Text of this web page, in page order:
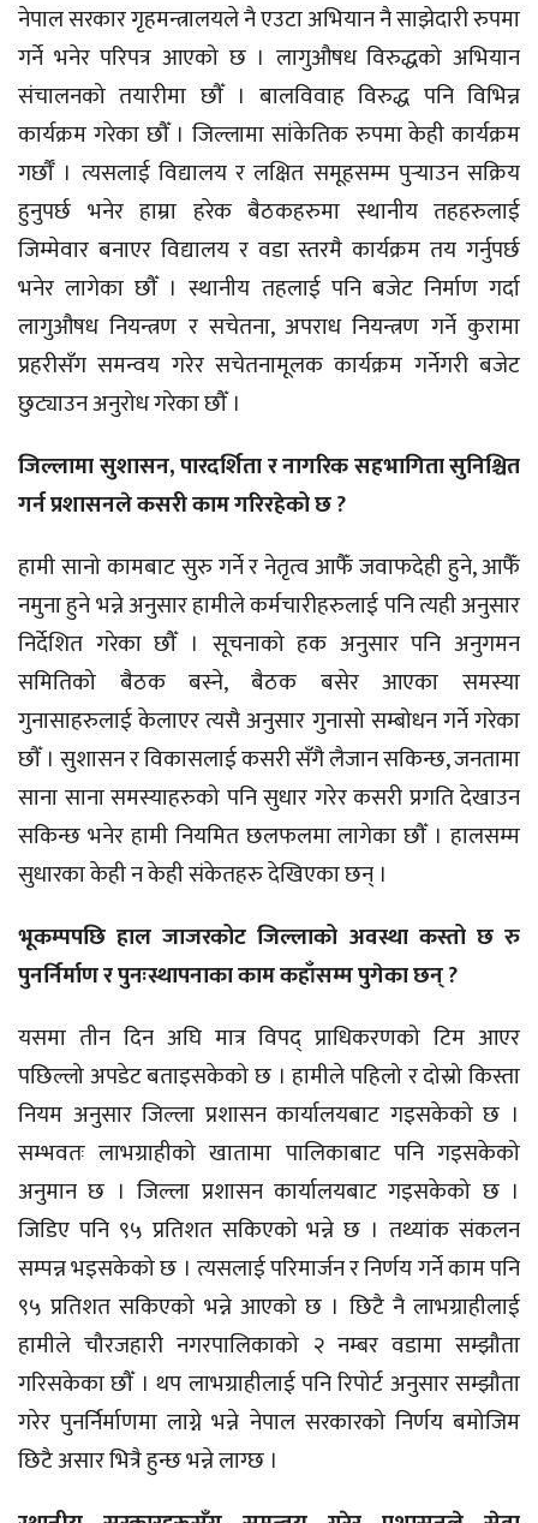
नेपाल सरकार गृहमन्त्रालयले नै एउटा अभियान नै साझेदारी रुपमा
गर्ने भनेर परिपत्र आएको छ । लागुऔषध विरुद्धको अभियान
संचालनको तयारीमा छौँ । बालविवाह विरुद्ध पनि विभिन्न
कार्यक्रम गरेका छौँ । जिल्लामा सांकेतिक रुपमा केही कार्यक्रम
गर्छौँ । त्यसलाई विद्यालय र लक्षित समूहसम्म पुर्‍याउन सक्रिय
हुनुपर्छ भनेर हाम्रा हरेक बैठकहरुमा स्थानीय तहहरुलाई
जिम्मेवार बनाएर विद्यालय र वडा स्तरमै कार्यक्रम तय गर्नुपर्छ
भनेर लागेका छौँ । स्थानीय तहलाई पनि बजेट निर्माण गर्दा
लागुऔषध नियन्त्रण र सचेतना, अपराध नियन्त्रण गर्ने कुरामा
प्रहरीसँग समन्वय गरेर सचेतनामूलक कार्यक्रम गर्नेगरी बजेट
छुट्याउन अनुरोध गरेका छौँ ।
जिल्लामा सुशासन, पारदर्शिता र नागरिक सहभागिता सुनिश्चित
गर्न प्रशासनले कसरी काम गरिरहेको छ ?
हामी सानो कामबाट सुरु गर्ने र नेतृत्व आफैँ जवाफदेही हुने, आफैँ
नमुना हुने भन्ने अनुसार हामीले कर्मचारीहरुलाई पनि त्यही अनुसार
निर्देशित गरेका छौँ । सूचनाको हक अनुसार पनि अनुगमन
समितिको बैठक बस्ने, बैठक बसेर आएका समस्या
गुनासाहरुलाई केलाएर त्यसै अनुसार गुनासो सम्बोधन गर्ने गरेका
छौँ । सुशासन र विकासलाई कसरी सँगै लैजान सकिन्छ, जनतामा
साना साना समस्याहरुको पनि सुधार गरेर कसरी प्रगति देखाउन
सकिन्छ भनेर हामी नियमित छलफलमा लागेका छौँ । हालसम्म
सुधारका केही न केही संकेतहरु देखिएका छन् ।
भूकम्पपछि हाल जाजरकोट जिल्लाको अवस्था कस्तो छ रु
पुनर्निर्माण र पुनःस्थापनाका काम कहाँसम्म पुगेका छन् ?
यसमा तीन दिन अघि मात्र विपद् प्राधिकरणको टिम आएर
पछिल्लो अपडेट बताइसकेको छ । हामीले पहिलो र दोस्रो किस्ता
नियम अनुसार जिल्ला प्रशासन कार्यालयबाट गइसकेको छ ।
सम्भवतः लाभग्राहीको खातामा पालिकाबाट पनि गइसकेको
अनुमान छ । जिल्ला प्रशासन कार्यालयबाट गइसकेको छ ।
जिडिए पनि ९५ प्रतिशत सकिएको भन्ने छ । तथ्यांक संकलन
सम्पन्न भइसकेको छ । त्यसलाई परिमार्जन र निर्णय गर्ने काम पनि
९५ प्रतिशत सकिएको भन्ने आएको छ । छिटै नै लाभग्राहीलाई
हामीले चौरजहारी नगरपालिकाको २ नम्बर वडामा सम्झौता
गरिसकेका छौँ । थप लाभग्राहीलाई पनि रिपोर्ट अनुसार सम्झौता
गरेर पुनर्निर्माणमा लाग्ने भन्ने नेपाल सरकारको निर्णय बमोजिम
छिटै असार भित्रै हुन्छ भन्ने लाग्छ ।